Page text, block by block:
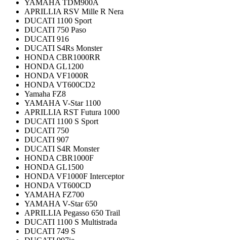
YAMAHA TDM900A
APRILLIA RSV Mille R Nera
DUCATI 1100 Sport
DUCATI 750 Paso
DUCATI 916
DUCATI S4Rs Monster
HONDA CBR1000RR
HONDA GL1200
HONDA VF1000R
HONDA VT600CD2
Yamaha FZ8
YAMAHA V-Star 1100
APRILLIA RST Futura 1000
DUCATI 1100 S Sport
DUCATI 750
DUCATI 907
DUCATI S4R Monster
HONDA CBR1000F
HONDA GL1500
HONDA VF1000F Interceptor
HONDA VT600CD
YAMAHA FZ700
YAMAHA V-Star 650
APRILLIA Pegasso 650 Trail
DUCATI 1100 S Multistrada
DUCATI 749 S